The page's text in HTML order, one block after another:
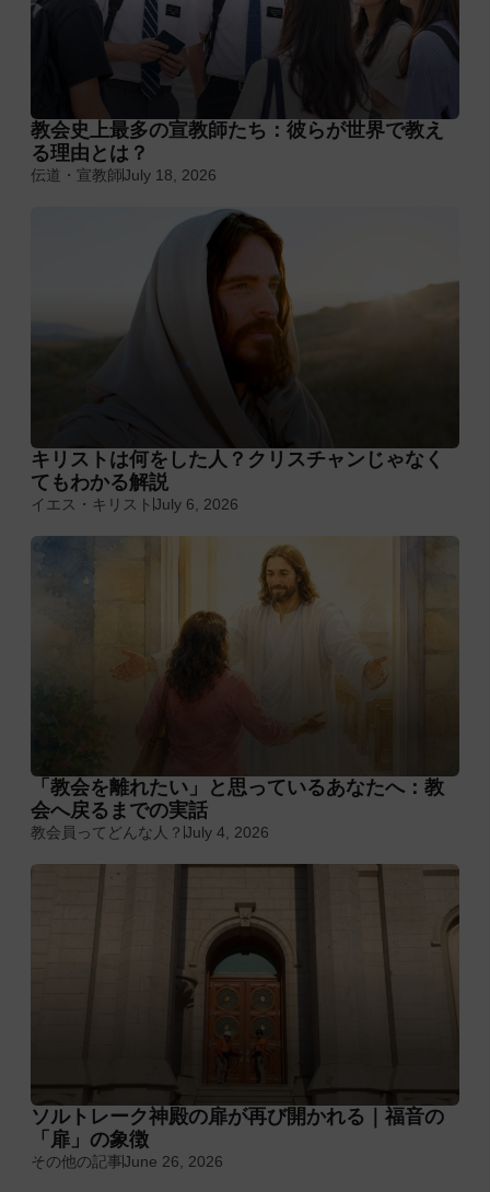
教会史上最多の宣教師たち：彼らが世界で教え
る理由とは？
伝道・宣教師July 18, 2026
キリストは何をした人？クリスチャンじゃなく
てもわかる解説
イエス・キリスト July 6, 2026
「教会を離れたい」と思っているあなたへ：教
会へ戻るまでの実話
教会員ってどんな人？ July 4, 2026
ソルトレーク神殿の扉が再び開かれる｜福音の
「扉」の象徴
その他の記事June 26, 2026